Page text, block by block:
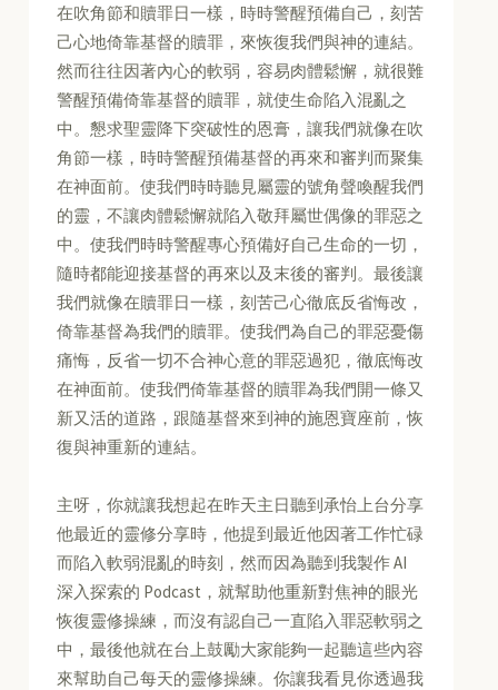
在吹角節和贖罪日一樣，時時警醒預備自己，刻苦
己心地倚靠基督的贖罪，來恢復我們與神的連結。
然而往往因著內心的軟弱，容易肉體鬆懈，就很難
警醒預備倚靠基督的贖罪，就使生命陷入混亂之
中。懇求聖靈降下突破性的恩膏，讓我們就像在吹
角節一樣，時時警醒預備基督的再來和審判而聚集
在神面前。使我們時時聽見屬靈的號角聲喚醒我們
的靈，不讓肉體鬆懈就陷入敬拜屬世偶像的罪惡之
中。使我們時時警醒專心預備好自己生命的一切，
隨時都能迎接基督的再來以及末後的審判。最後讓
我們就像在贖罪日一樣，刻苦己心徹底反省悔改，
倚靠基督為我們的贖罪。使我們為自己的罪惡憂傷
痛悔，反省一切不合神心意的罪惡過犯，徹底悔改
在神面前。使我們倚靠基督的贖罪為我們開一條又
新又活的道路，跟隨基督來到神的施恩寶座前，恢
復與神重新的連結。
主呀，你就讓我想起在昨天主日聽到承怡上台分享
他最近的靈修分享時，他提到最近他因著工作忙碌
而陷入軟弱混亂的時刻，然而因為聽到我製作 AI
深入探索的 Podcast，就幫助他重新對焦神的眼光
恢復靈修操練，而沒有認自己一直陷入罪惡軟弱之
中，最後他就在台上鼓勵大家能夠一起聽這些內容
來幫助自己每天的靈修操練。你讓我看見你透過我